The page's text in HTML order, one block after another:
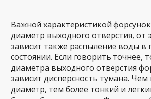
Важной характеристикой форсунок
диаметр выходного отверстия, от
зависит также распыление воды в
состоянии. Если говорить точнее,
диаметра выходного отверстия
зависит дисперсность тумана.
диаметр, тем более тонкий и